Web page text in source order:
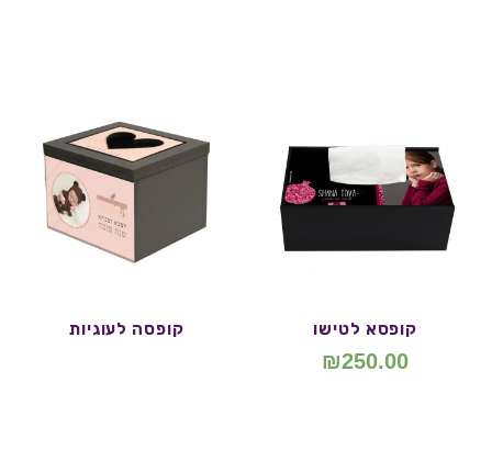
קופסא לטישו
₪250.00
קופסה לעוגיות